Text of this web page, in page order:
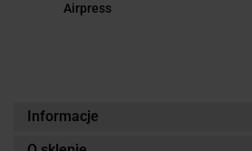
Airpress
Informacje